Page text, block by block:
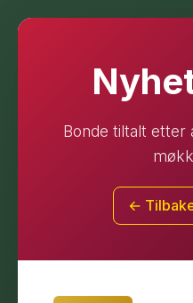
Bonde tiltalt etter
←